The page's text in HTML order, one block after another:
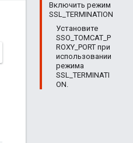
Включить режим
SSL_TERMINATION
Установите
SSO_TOMCAT_P
ROXY_PORT при
использовании
режима
SSL_TERMINATI
ON.